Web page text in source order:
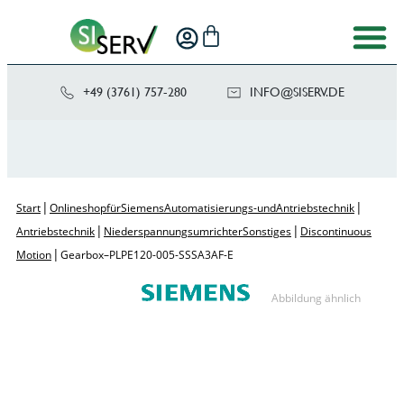
+49 (3761) 757-280 ED.VRE
SIS@OF
NI
Start | Onlineshop für Siemens Automatisierungs- und Antriebstechnik |
Antriebstechnik | Niederspannungsumrichter Sonstiges | Discontinuous
Motion | Gearbox – PLPE120-005-SSSA3AF-E
Abbildung ähnlich